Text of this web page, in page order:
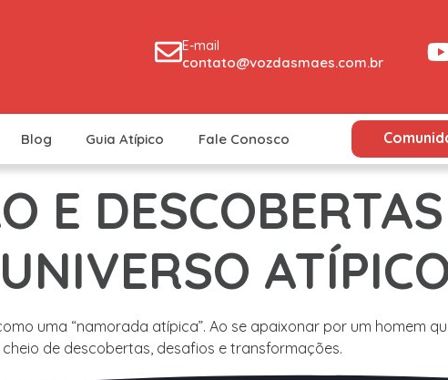
E-mail
contato@vozdasmaes.com.br
Blog Guia Atípico Fale Conosco
E
uma “namorada atípica”. Ao se apaixonar por um homem
de descobertas, desafios e transformações.